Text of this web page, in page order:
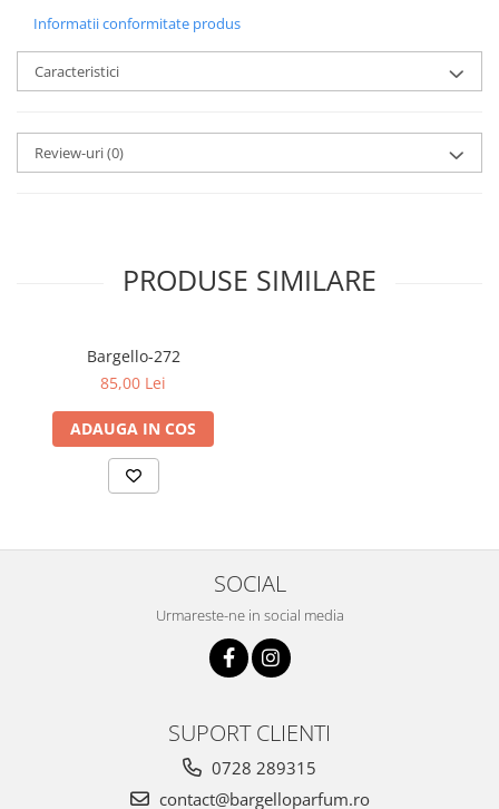
Informatii conformitate produs
Caracteristici
Review-uri(0)
PRODUSE SIMILARE
Bargello-272
85,00 Lei
ADAUGA IN COS
SOCIAL
Urmareste-ne in social media
SUPORT CLIENTI
0728 289315
contact@bargelloparfum.ro